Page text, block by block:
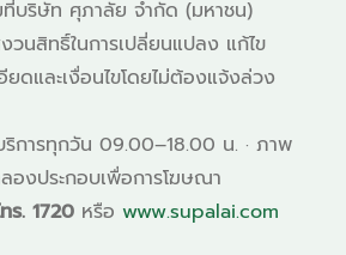
ที่บริษัท ศุภาลัย จำกัด (มหาชน)
นสิทธิ์ในการเปลี่ยนแปลง แก้ไข
ยดและเงื่อนไขโดยไม่ต้องแจ้งล่วง
ริการทุกวัน 09.00–18.00 น. · ภาพ
องประกอบเพื่อการโฆษณา
ร. 1720หรือ www.supalai.com